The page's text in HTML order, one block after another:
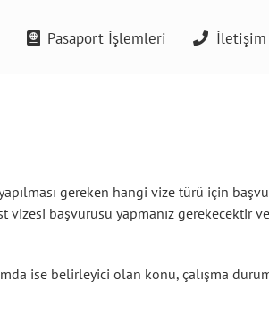
Pasaport İşlemleri İletişim
gereken hangi vize türü için
başvurusu yapmanız gerekecektir ve
ise belirleyici olan konu, çalışma